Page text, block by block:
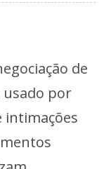
de
usado por
intimações